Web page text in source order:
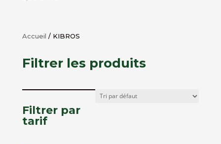
Accueil / KIBROS
Filtrer les produits
Filtrer par
tarif